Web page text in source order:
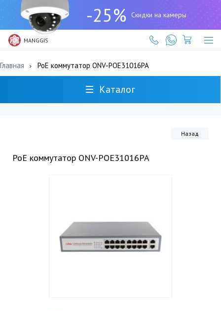
-25% Скидки на камеры
MANGGIS
(727)
317-
61-
61
Главная PoE коммутатор ONV-POE31016PA
Каталог
Назад
PoE коммутатор ONV-POE31016PA